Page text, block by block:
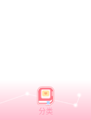
分类